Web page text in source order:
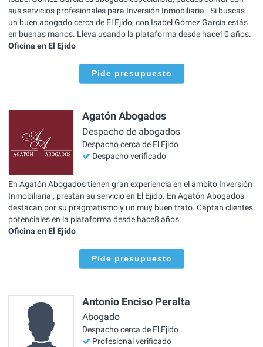
sus servicios profesionales para Inversión Inmobiliaria . Si buscas
un buen abogado cerca de El Ejido, con Isabel Gómez García estás
en buenas manos. Lleva usando la plataforma desde hace10 años.
Oficina en El Ejido
Pide presupuesto
Agatón Abogados
Despacho de abogados
Despacho cerca de El Ejido
Despacho verificado
En Agatón Abogados tienen gran experiencia en el ámbito Inversión
Inmobiliaria , prestan su servicio en El Ejido. En Agatón Abogados
destacan por su pragmatismo y un muy buen trato. Captan clientes
potenciales en la plataforma desde hace8 años.
Oficina en El Ejido
Pide presupuesto
Antonio Enciso Peralta
Abogado
Despacho cerca de El Ejido
Profesional verificado